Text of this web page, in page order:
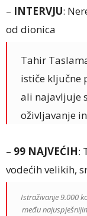
– INTERVJU:
od dionica
Tahir
ističe ključne
ali najavljuje
oživljavanje
– 99 NAJVEĆIH:
vodećih velikih,
Istraživanje 9.000
među